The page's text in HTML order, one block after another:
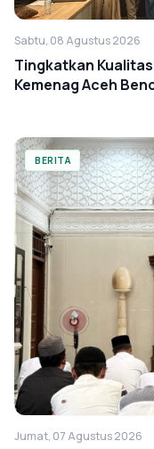
Sabtu, 08 Agustus 2026
Tingkatkan
Kemenag Aceh
BERITA
Jumat, 07 Agustus 2026